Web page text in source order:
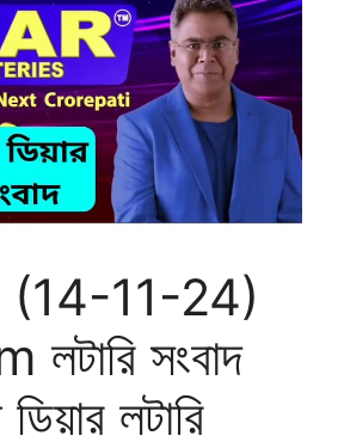
(14-11-24)
লটারি সংবাদ
লটারি